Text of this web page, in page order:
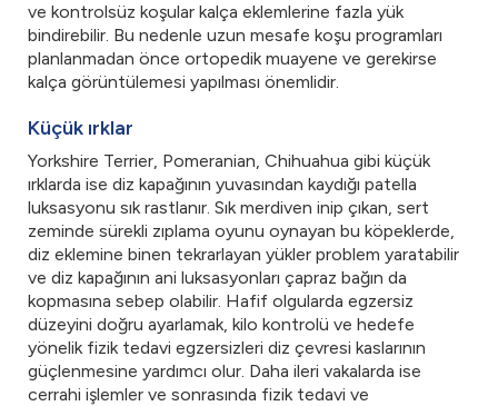
ve kontrolsüz koşular kalça eklemlerine fazla yük
bindirebilir. Bu nedenle uzun mesafe koşu programları
planlanmadan önce ortopedik muayene ve gerekirse
kalça görüntülemesi yapılması önemlidir.
Küçük ırklar
Yorkshire Terrier, Pomeranian, Chihuahua gibi küçük
ırklarda ise diz kapağının yuvasından kaydığı patella
luksasyonu sık rastlanır. Sık merdiven inip çıkan, sert
zeminde sürekli zıplama oyunu oynayan bu köpeklerde,
diz eklemine binen tekrarlayan yükler problem yaratabilir
ve diz kapağının ani luksasyonları çapraz bağın da
kopmasına sebep olabilir. Hafif olgularda egzersiz
düzeyini doğru ayarlamak, kilo kontrolü ve hedefe
yönelik fizik tedavi egzersizleri diz çevresi kaslarının
güçlenmesine yardımcı olur. Daha ileri vakalarda ise
cerrahi işlemler ve sonrasında fizik tedavi ve